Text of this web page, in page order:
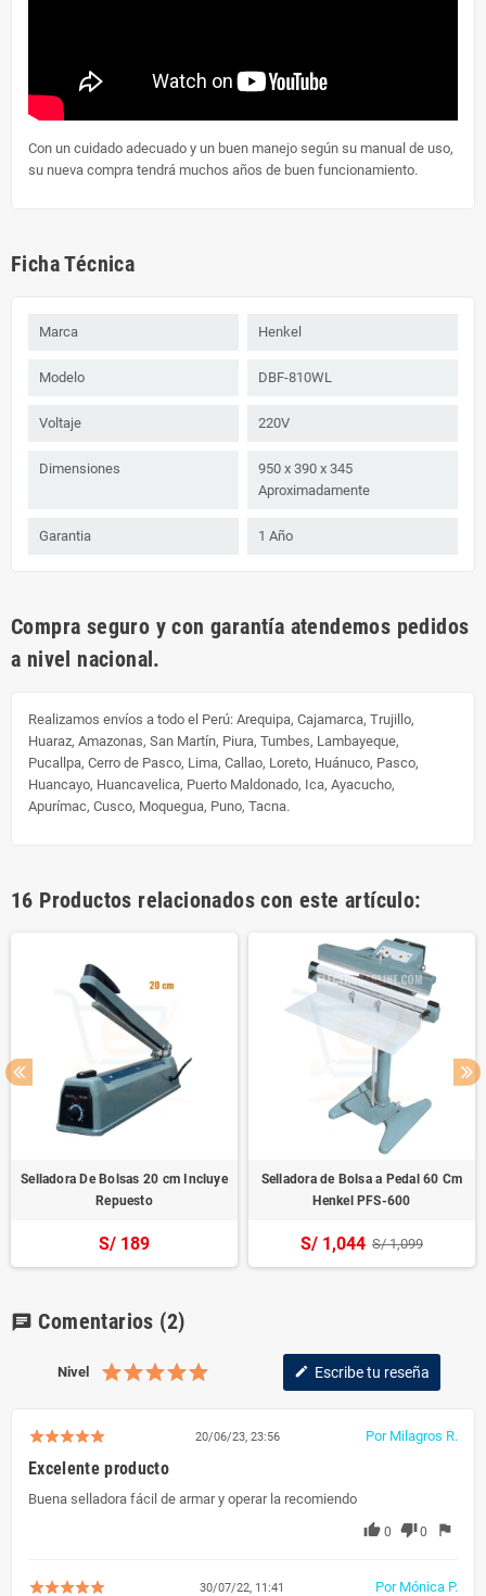
Con un cuidado adecuado y un buen manejo según su manual de uso,
su nueva compra tendrá muchos años de buen funcionamiento.
Ficha Técnica
Marca Henkel
Modelo DBF-810WL
Voltaje 220V
Dimensiones
950 x 390 x 345
Aproximadamente
Garantia 1 Año
Compra seguro y con garantía atendemos pedidos
a nivel nacional.
Realizamos envíos a todo el Perú: Arequipa, Cajamarca, Trujillo,
Huaraz, Amazonas, San Martín, Piura, Tumbes, Lambayeque,
Pucallpa, Cerro de Pasco, Lima, Callao, Loreto, Huánuco, Pasco,
Huancayo, Huancavelica, Puerto Maldonado, Ica, Ayacucho,
Apurímac, Cusco, Moquegua, Puno, Tacna.
16 Productos relacionados con este artículo:
Selladora De Bolsas 20 cm Incluye
Repuesto
S/ 189
Selladora de Bolsa a Pedal 60 Cm
Henkel PFS-600
S/ 1,044 S/ 1,099
chat Comentarios (2)
Nivel edit Escribe tu reseña
20/06/23, 23:56 Por Milagros R.
Excelente producto
Buena selladora fácil de armar y operar la recomiendo
thumb_up 0 thumb_down0 flag
30/07/22, 11:41 Por Mónica P.